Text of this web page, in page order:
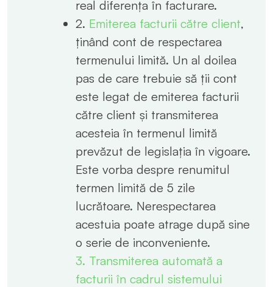
real diferența în facturare.
2. Emiterea facturii către client,
ținând cont de respectarea
termenului limită. Un al doilea
pas de care trebuie să ții cont
este legat de emiterea facturii
către client și transmiterea
acesteia în termenul limită
prevăzut de legislația în vigoare.
Este vorba despre renumitul
termen limită de 5 zile
lucrătoare. Nerespectarea
acestuia poate atrage după sine
o serie de inconveniente.
3. Transmiterea automată a
facturii în cadrul sistemului